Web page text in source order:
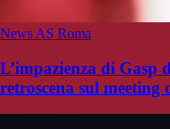
News AS Roma
L’impazienza di Gasp
retroscena sul meeting